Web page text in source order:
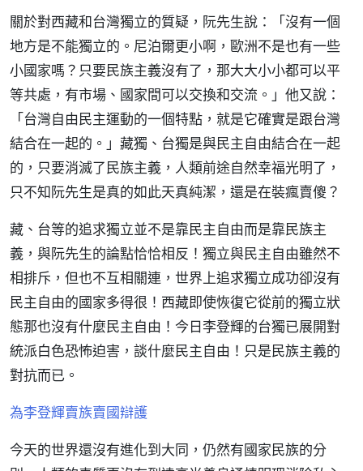
關於對西藏和台灣獨立的質疑，阮先生說：「沒有一個
地方是不能獨立的。尼泊爾更小啊，歐洲不是也有一些
小國家嗎？只要民族主義沒有了，那大大小小都可以平
等共處，有市場、國家間可以交換和交流。」他又說：
「台灣自由民主運動的一個特點，就是它確實是跟台灣
結合在一起的。」藏獨、台獨是與民主自由結合在一起
的，只要消滅了民族主義，人類前途自然幸福光明了，
只不知阮先生是真的如此天真純潔，還是在裝瘋賣傻？
藏、台等的追求獨立並不是靠民主自由而是靠民族主
義，與阮先生的論點恰恰相反！獨立與民主自由雖然不
相排斥，但也不互相關連，世界上追求獨立成功卻沒有
民主自由的國家多得很！西藏即使恢復它從前的獨立狀
態那也沒有什麼民主自由！今日李登輝的台獨已展開對
統派白色恐怖迫害，談什麼民主自由！只是民族主義的
對抗而已。
為李登輝賣族賣國辯護
今天的世界還沒有進化到大同，仍然有國家民族的分